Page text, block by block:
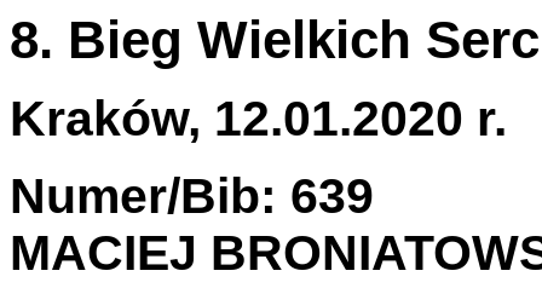
8. Bieg Wielkich Serc
Kraków, 12.01.2020 r.
Numer/Bib: 639
MACIEJ